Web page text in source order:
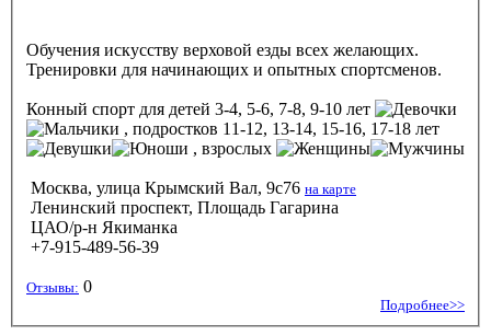
Обучения искусству верховой езды всех желающих.
Тренировки для начинающих и опытных спортсменов.
Конный спорт для детей 3-4, 5-6, 7-8, 9-10 лет
, подростков 11-12, 13-14, 15-16, 17-18 лет
, взрослых
Москва, улица Крымский Вал, 9с76 на карте
Ленинский проспект, Площадь Гагарина
ЦАО/р-н Якиманка
+7-915-489-56-39
Отзывы: 0
Подробнее>>